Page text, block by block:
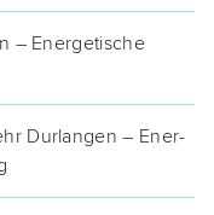
– Ener­ge­ti­sche
Dur­lan­gen – Ener­